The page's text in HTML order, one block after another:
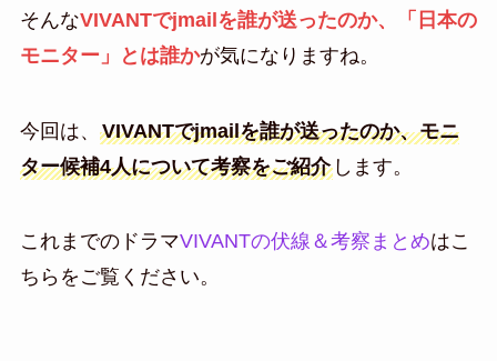
そんなVIVANTでjmailを誰が送ったのか、「日本の
モニター」とは誰かが気になりますね。
今回は、 VIVANTでjmailを誰が送ったのか、モニ
ター候補4人について考察をご紹介します。
これまでのドラマVIVANTの伏線＆考察まとめはこ
ちらをご覧ください。